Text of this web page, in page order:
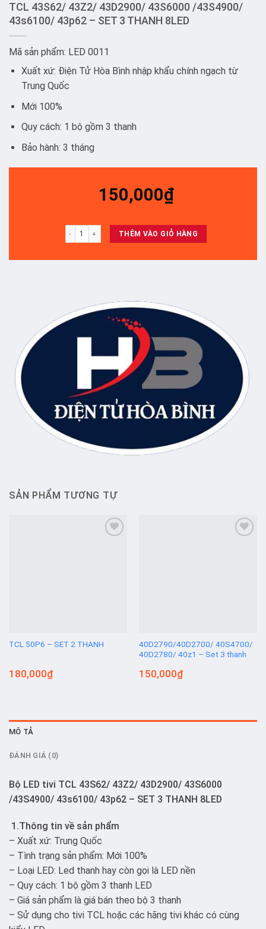
TCL 43S62/ 43Z2/ 43D2900/ 43S6000 /43S4900/
43s6100/ 43p62 – SET 3 THANH 8LED
Mã sản phẩm: LED 0011
Xuất xứ: Điện Tử Hòa Bình nhập khẩu chính ngạch từ
Trung Quốc
Mới 100%
Quy cách: 1 bộ gồm 3 thanh
Bảo hành: 3 tháng
150,000₫
TCL 43S62/ 43Z2/ 43D2900/ 43S6000 /43S4900/ 43s6100/ 43p62
THÊM VÀO GIỎ HÀNG
SẢN PHẨM TƯƠNG TỰ
TCL 50P6 – SET 2 THANH
180,000₫
40D2790/40D2700/ 40S4700/
40D2780/ 40z1 – Set 3 thanh
150,000₫
MÔ TẢ
ĐÁNH GIÁ (0)
Bộ LED tivi TCL 43S62/ 43Z2/ 43D2900/ 43S6000
/43S4900/ 43s6100/ 43p62 – SET 3 THANH 8LED
1.Thông tin về sản phẩm
– Xuất xứ: Trung Quốc
– Tình trạng sản phẩm: Mới 100%
– Loại LED: Led thanh hay còn gọi là LED nền
– Quy cách: 1 bộ gồm 3 thanh LED
– Giá sản phẩm là giá bán theo bộ 3 thanh
– Sử dụng cho tivi TCL hoặc các hãng tivi khác có cùng